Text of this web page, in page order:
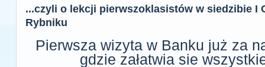
...czyli o lekcji pierwszoklasistów w siedzibie I
Rybniku
Pierwsza wizyta w Banku już za
gdzie załatwia sie